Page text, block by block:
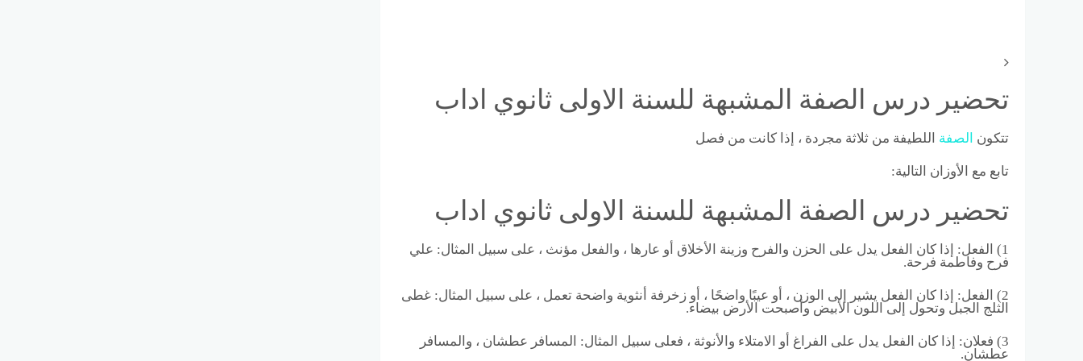
تحضير درس الصفة المشبهة للسنة الاولى ثانوي اداب
تتكون الصفة اللطيفة من ثلاثة مجردة ، إذا كانت من فصل
تابع مع الأوزان التالية:
تحضير درس الصفة المشبهة للسنة الاولى ثانوي اداب
1) الفعل: إذا كان الفعل يدل على الحزن والفرح وزينة الأخلاق أو عارها ، والفعل مؤنث ، على سبيل المثال: علي
فرح وفاطمة فرحة.
2) الفعل: إذا كان الفعل يشير إلى الوزن ، أو عيبًا واضحًا ، أو زخرفة أنثوية واضحة تعمل ، على سبيل المثال: غطى
الثلج الجبل وتحول إلى اللون الأبيض وأصبحت الأرض بيضاء.
3) فعلان: إذا كان الفعل يدل على الفراغ أو الامتلاء والأنوثة ، فعلى سبيل المثال: المسافر عطشان ، والمسافر
عطشان.